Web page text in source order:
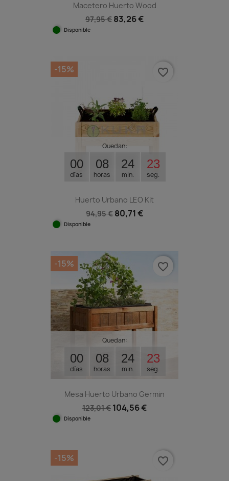
Macetero Huerto Wood
97,95 € 83,26 €
Disponible
Quedan:
00
días
08
horas
24
min.
23
seg.
Huerto Urbano LEO Kit
94,95 € 80,71 €
Disponible
-15% favorite_border
Quedan:
00
días
08
horas
24
min.
23
seg.
Mesa Huerto Urbano Germin
123,01 € 104,56 €
Disponible
-15% favorite_border
-15% favorite_border